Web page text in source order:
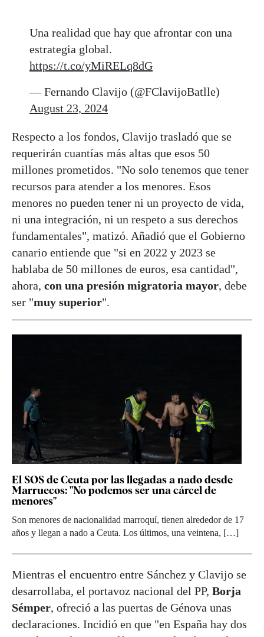
Una realidad que hay que afrontar con una
estrategia global.
https://t.co/yMiRELq8dG
— Fernando Clavijo (@FClavijoBatlle)
August 23, 2024
Respecto a los fondos, Clavijo trasladó que se
requerirán cuantías más altas que esos 50
millones prometidos. "No solo tenemos que tener
recursos para atender a los menores. Esos
menores no pueden tener ni un proyecto de vida,
ni una integración, ni un respeto a sus derechos
fundamentales", matizó. Añadió que el Gobierno
canario entiende que "si en 2022 y 2023 se
hablaba de 50 millones de euros, esa cantidad",
ahora, con una presión migratoria mayor, debe
ser "muy superior".
El SOS de Ceuta por las llegadas a nado desde
Marruecos: "No podemos ser una cárcel de
menores"
Son menores de nacionalidad marroquí, tienen alrededor de 17
años y llegan a nado a Ceuta. Los últimos, una veintena, […]
Mientras el encuentro entre Sánchez y Clavijo se
desarrollaba, el portavoz nacional del PP, Borja
Sémper, ofreció a las puertas de Génova unas
declaraciones. Incidió en que "en España hay dos